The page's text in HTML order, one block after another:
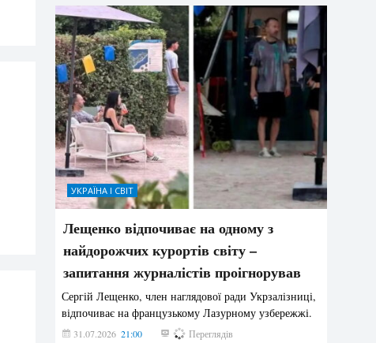
УКРАЇНА І СВІТ
Лещенко відпочиває на одному з
найдорожчих курортів світу –
запитання журналістів проігнорував
Сергій Лещенко, член наглядової ради Укрзалізниці,
відпочиває на французькому Лазурному узбережжі.
31.07.2026 21:00 213 Переглядів